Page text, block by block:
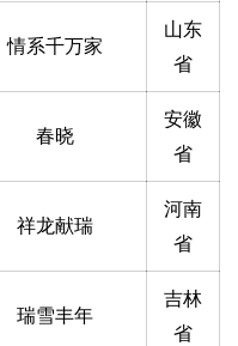
情系千万家
山东
省
春晓
安徽
省
祥龙献瑞
河南
省
瑞雪丰年
吉林
省